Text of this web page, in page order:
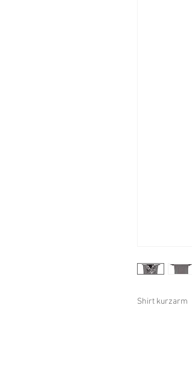
Shirt kurzarm